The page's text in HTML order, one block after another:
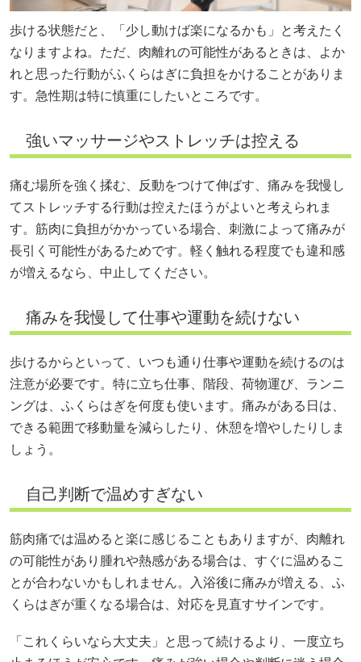
歩ける状態だと、「少し動けば楽になるかも」と考えたく
なりますよね。ただ、肉離れの可能性があるときは、よか
れと思った行動がふくらはぎに負担をかけることがありま
す。急性期は特に慎重にしたいところです。
強いマッサージやストレッチは控える
痛む場所を強く揉む、反動をつけて伸ばす、痛みを我慢し
てストレッチする行動は控えたほうがよいと考えられま
す。筋肉に負担がかかっている場合、刺激によって痛みが
長引く可能性があるためです。軽く触れる程度でも違和感
が増えるなら、中止してください。
痛みを我慢して仕事や運動を続けない
歩けるからといって、いつも通り仕事や運動を続けるのは
注意が必要です。特に立ち仕事、階段、荷物運び、ランニ
ングは、ふくらはぎを何度も使います。痛みがある日は、
できる範囲で移動量を減らしたり、休憩を増やしたりしま
しょう。
自己判断で温めすぎない
筋肉痛では温めると楽に感じることもありますが、肉離れ
の可能性があり腫れや熱感がある場合は、すぐに温めるこ
とが合わないかもしれません。入浴後に痛みが増える、ふ
くらはぎが重くなる場合は、対応を見直すサインです。
「これくらいなら大丈夫」と思って続けるより、一度立ち